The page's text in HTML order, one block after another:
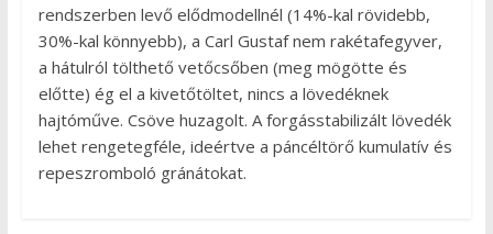
rendszerben levő elődmodellnél (14%-kal rövidebb,
30%-kal könnyebb), a Carl Gustaf nem rakétafegyver,
a hátulról tölthető vetőcsőben (meg mögötte és
előtte) ég el a kivetőtöltet, nincs a lövedéknek
hajtóműve. Csöve huzagolt. A forgásstabilizált lövedék
lehet rengetegféle, ideértve a páncéltörő kumulatív és
repeszromboló gránátokat.